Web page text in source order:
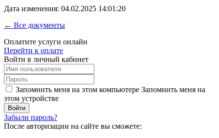
Дата изменения: 04.02.2025 14:01:20
← Все документы
Оплатите услуги онлайн
Перейти к оплате
Войти в личный кабинет
Запомнить меня на этом компьютере Запомнить меня на
этом устройстве
Забыли пароль?
После авторизации на сайте вы сможете: